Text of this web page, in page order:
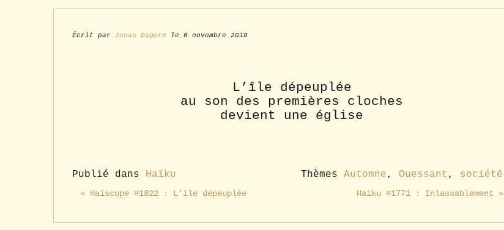
Écrit par Jonas Dagorn le 6 novembre 2018
L’île dépeuplée
au son des premières cloches
devient une église
Publié dans Haïku Thèmes Automne, Ouessant , société
« Haïscope #1822 : L’île dépeuplée Haïku #1771 : Inlassablement »